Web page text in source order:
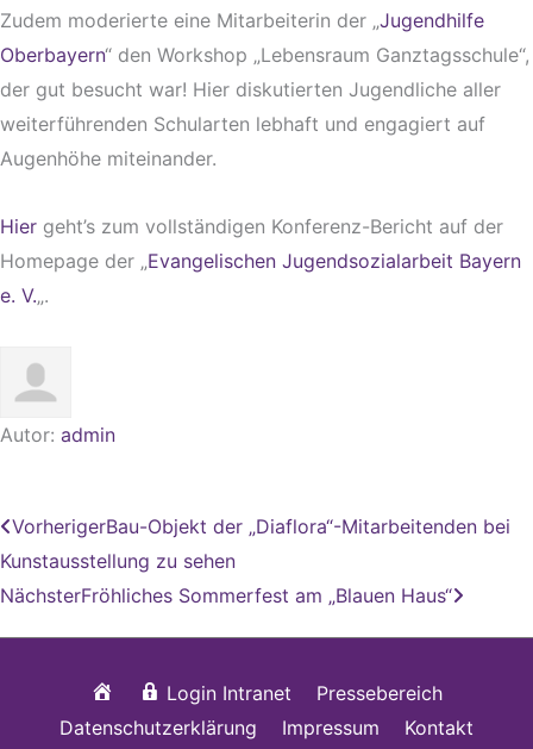
Zudem moderierte eine Mitarbeiterin der „Jugendhilfe
Oberbayern“ den Workshop „Lebensraum Ganztagsschule“,
der gut besucht war! Hier diskutierten Jugendliche aller
weiterführenden Schularten lebhaft und engagiert auf
Augenhöhe miteinander.
Hier geht’s zum vollständigen Konferenz-Bericht auf der
Homepage der „Evangelischen Jugendsozialarbeit Bayern
e. V.„.
Autor: admin
Zurück
VorherigerBau-Objekt der „Diaflora“-Mitarbeitenden bei
Kunstausstellung zu sehen
NächsterFröhliches Sommerfest am „Blauen Haus“
StartseiteLogin Intranet
Pressebereich
Datenschutzerklärung
Impressum Kontakt